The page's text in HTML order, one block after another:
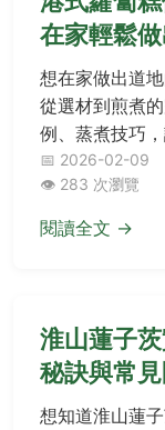
在家輕鬆
想在家做出道
從選材到煎煮
例、蒸煮技巧
📅 2026-02-09
👁️ 283 次瀏覽
閱讀全文 →
淮山蓮子
秘訣與常
想知道淮山蓮